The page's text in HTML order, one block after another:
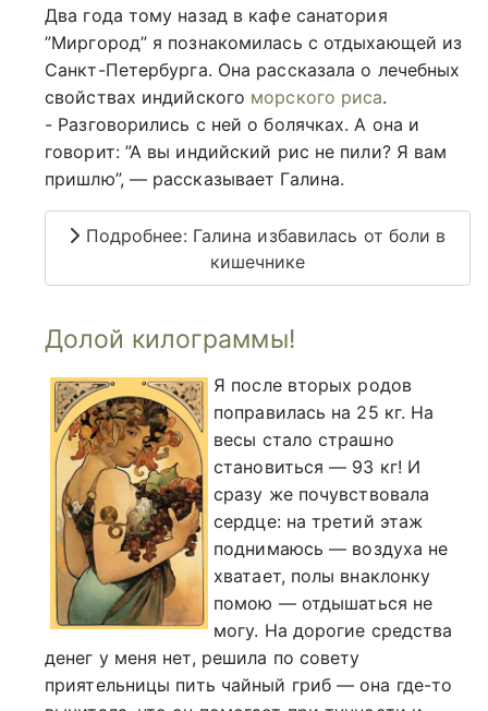
Два года тому назад в кафе санатория
”Миргород” я познакомилась с отдыхающей из
Санкт-Петербурга. Она рассказала о лечебных
свойствах индийского морского риса.
- Разговорились с ней о болячках. А она и
говорит: ”А вы индийский рис не пили? Я вам
пришлю”, — рассказывает Галина.
Подробнее: Галина избавилась от боли в
кишечнике
Долой килограммы!
Я после вторых родов
поправилась на 25 кг. На
весы стало страшно
становиться — 93 кг! И
сразу же почувствовала
сердце: на третий этаж
поднимаюсь — воздуха не
хватает, полы внаклонку
помою — отдышаться не
могу. На дорогие средства
денег у меня нет, решила по совету
приятельницы пить чайный гриб — она где-то